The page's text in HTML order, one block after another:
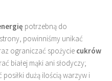
potrzebną do
powinniśmy unikać
ograniczać spożycie cukrów
białej mąki ani słodyczy;
dużą ilością warzyw i